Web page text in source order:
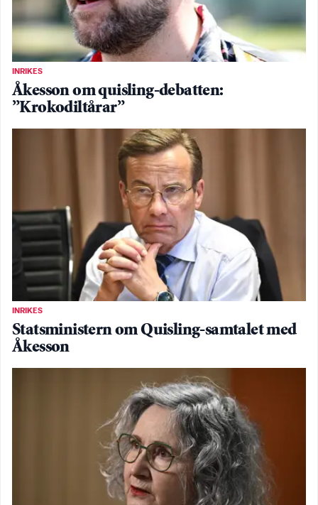
INRIKES
Åkesson om quisling-debatten:
”Krokodiltårar”
INRIKES
Statsministern om Quisling-samtalet med
Åkesson